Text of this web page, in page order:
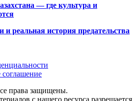
— где культура и
и реальная история предательства
соглашение
права защищены.
с нашего ресурса разрешается